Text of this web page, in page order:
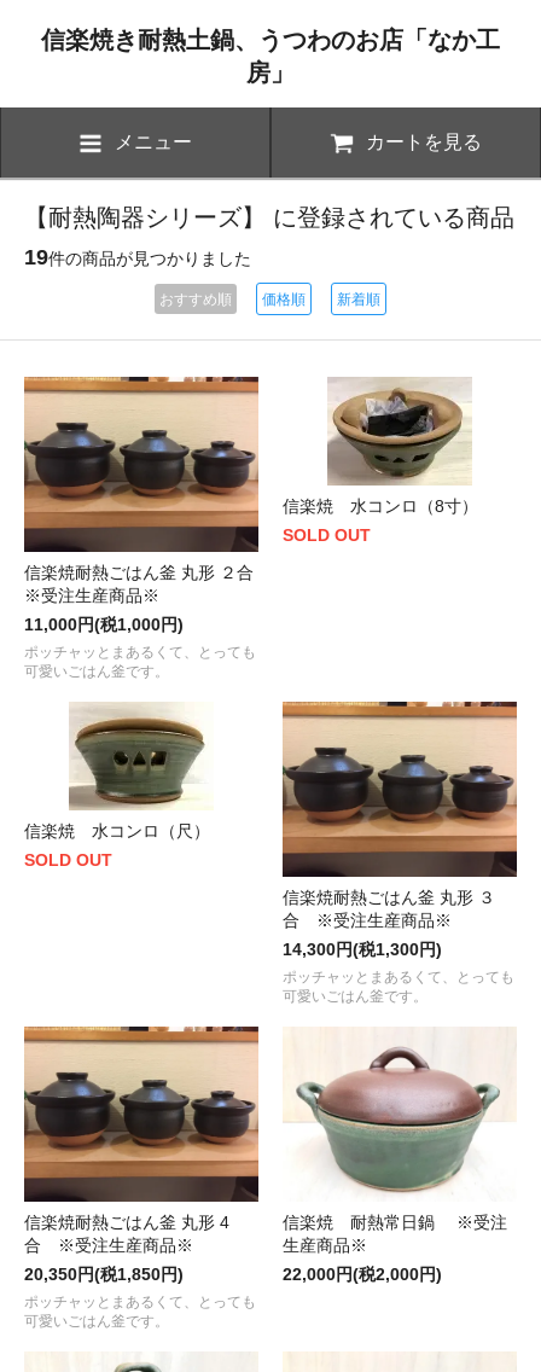
信楽焼き耐熱土鍋、うつわのお店「なか工
房」
メニュー カートを見る
【耐熱陶器シリーズ】 に登録されている商品
19件の商品が見つかりました
おすすめ順 価格順 新着順
信楽焼耐熱ごはん釜 丸形 ２合
※受注生産商品※
11,000円(税1,000円)
ポッチャッとまあるくて、とっても
可愛いごはん釜です。
信楽焼 水コンロ（8寸）
SOLD OUT
信楽焼 水コンロ（尺）
SOLD OUT
信楽焼耐熱ごはん釜 丸形 ３
合 ※受注生産商品※
14,300円(税1,300円)
ポッチャッとまあるくて、とっても
可愛いごはん釜です。
信楽焼耐熱ごはん釜 丸形 4
合 ※受注生産商品※
20,350円(税1,850円)
ポッチャッとまあるくて、とっても
可愛いごはん釜です。
信楽焼 耐熱常日鍋 ※受注
生産商品※
22,000円(税2,000円)